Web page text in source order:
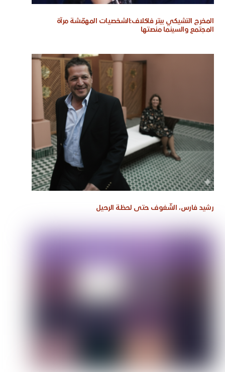
المخرج التشيكي بيتر فاكلاف:الشخصيات المهمّشة مرآة
المجتمع والسينما منصتها
رشيد فارس، الشّغوف حتى لحظة الرحيل